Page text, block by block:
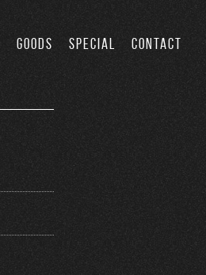
GOODS SPECIAL CONTACT